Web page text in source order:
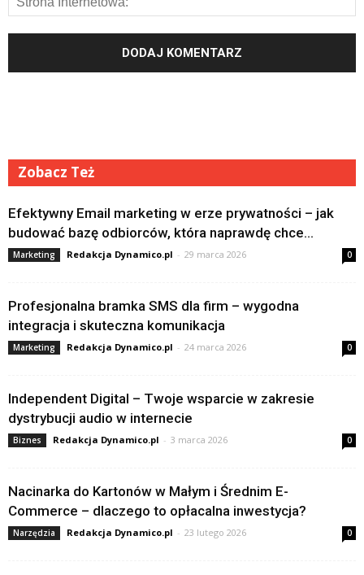
Zobacz Też
Efektywny Email marketing w erze prywatności – jak
budować bazę odbiorców, która naprawdę chce...
Marketing Redakcja Dynamico.pl - 29 marca 2026 0
Profesjonalna bramka SMS dla firm – wygodna
integracja i skuteczna komunikacja
Marketing Redakcja Dynamico.pl - 24 marca 2026 0
Independent Digital – Twoje wsparcie w zakresie
dystrybucji audio w internecie
Biznes Redakcja Dynamico.pl - 3 marca 2026 0
Nacinarka do Kartonów w Małym i Średnim E-
Commerce – dlaczego to opłacalna inwestycja?
Narzędzia Redakcja Dynamico.pl - 23 lutego 2026 0